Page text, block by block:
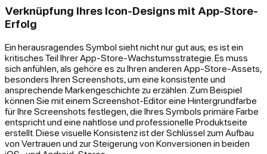
Verknüpfung Ihres Icon-Designs mit App-Store-
Erfolg
Ein herausragendes Symbol sieht nicht nur gut aus; es ist ein
kritisches Teil Ihrer App-Store-Wachstumsstrategie. Es muss
sich anfühlen, als gehöre es zu Ihren anderen App-Store-Assets,
besonders Ihren Screenshots, um eine konsistente und
ansprechende Markengeschichte zu erzählen. Zum Beispiel
können Sie mit einem Screenshot-Editor eine Hintergrundfarbe
für Ihre Screenshots festlegen, die Ihres Symbols primäre Farbe
entspricht und eine nahtlose und professionelle Produktseite
erstellt. Diese visuelle Konsistenz ist der Schlüssel zum Aufbau
von Vertrauen und zur Steigerung von Konversionen in beiden